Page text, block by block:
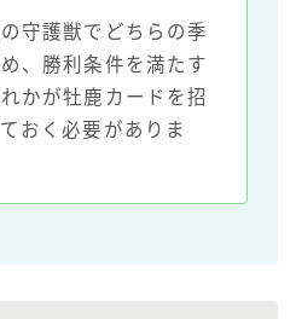
守護獣でどちらの季
、勝利条件を満たす
かが牡鹿カードを招
おく必要がありま